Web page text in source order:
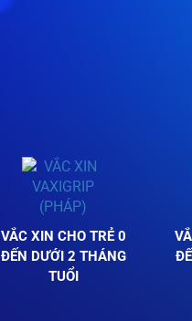
VẮC XIN CHO TRẺ 0
ĐẾN DƯỚI 2 THÁNG
TUỔI